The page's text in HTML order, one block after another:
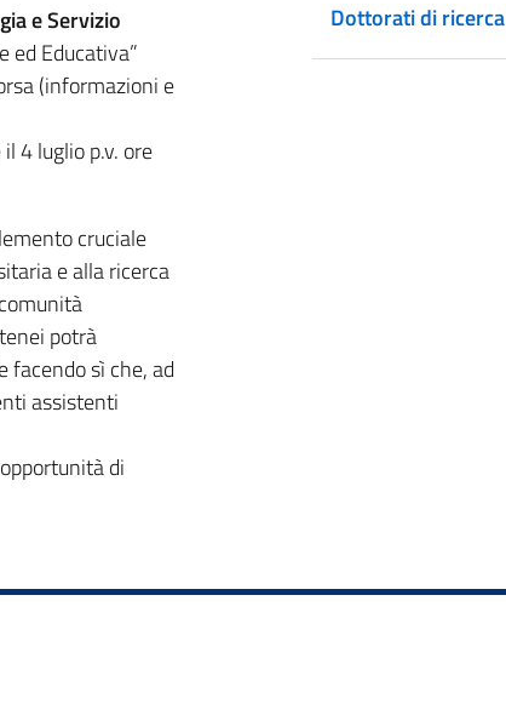
e Servizio
ed Educativa”
(informazioni e
4 luglio p.v. ore
cruciale
e alla ricerca
potrà
facendo sì che, ad
assistenti
di
Dottorati di ricerca